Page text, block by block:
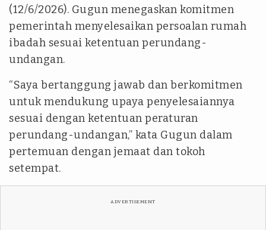
(12/6/2026). Gugun menegaskan komitmen
pemerintah menyelesaikan persoalan rumah
ibadah sesuai ketentuan perundang-
undangan.
“Saya bertanggung jawab dan berkomitmen
untuk mendukung upaya penyelesaiannya
sesuai dengan ketentuan peraturan
perundang-undangan,” kata Gugun dalam
pertemuan dengan jemaat dan tokoh
setempat.
ADVERTISEMENT